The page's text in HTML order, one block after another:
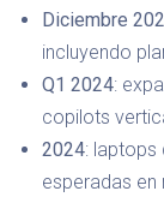
Diciembre
incluyendo
Q1 2024:
copilots
2024: laptops
esperadas en